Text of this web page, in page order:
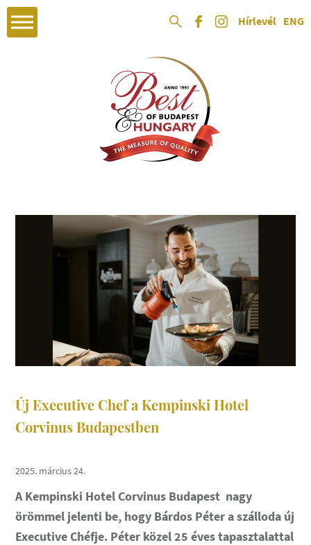
Hírlevél ENG
Új Executive Chef a Kempinski Hotel
Corvinus Budapestben
2025. március 24.
A Kempinski Hotel Corvinus Budapest nagy
örömmel jelenti be, hogy Bárdos Péter a szálloda új
Executive Chéfje. Péter közel 25 éves tapasztalattal